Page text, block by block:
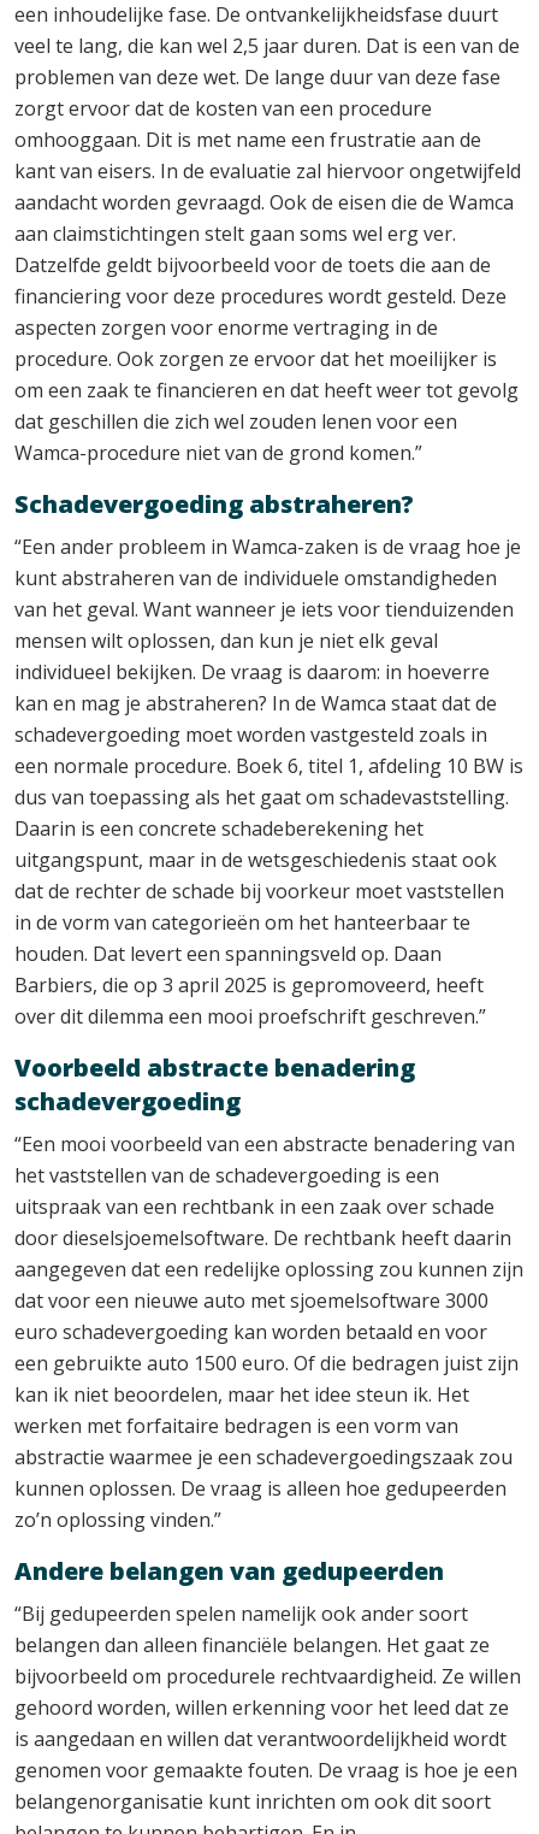
een inhoudelijke fase. De ontvankelijkheidsfase duurt
veel te lang, die kan wel 2,5 jaar duren. Dat is een van de
problemen van deze wet. De lange duur van deze fase
zorgt ervoor dat de kosten van een procedure
omhooggaan. Dit is met name een frustratie aan de
kant van eisers. In de evaluatie zal hiervoor ongetwijfeld
aandacht worden gevraagd. Ook de eisen die de Wamca
aan claimstichtingen stelt gaan soms wel erg ver.
Datzelfde geldt bijvoorbeeld voor de toets die aan de
financiering voor deze procedures wordt gesteld. Deze
aspecten zorgen voor enorme vertraging in de
procedure. Ook zorgen ze ervoor dat het moeilijker is
om een zaak te financieren en dat heeft weer tot gevolg
dat geschillen die zich wel zouden lenen voor een
Wamca-procedure niet van de grond komen.”
Schadevergoeding abstraheren?
“Een ander probleem in Wamca-zaken is de vraag hoe je
kunt abstraheren van de individuele omstandigheden
van het geval. Want wanneer je iets voor tienduizenden
mensen wilt oplossen, dan kun je niet elk geval
individueel bekijken. De vraag is daarom: in hoeverre
kan en mag je abstraheren? In de Wamca staat dat de
schadevergoeding moet worden vastgesteld zoals in
een normale procedure. Boek 6, titel 1, afdeling 10 BW is
dus van toepassing als het gaat om schadevaststelling.
Daarin is een concrete schadeberekening het
uitgangspunt, maar in de wetsgeschiedenis staat ook
dat de rechter de schade bij voorkeur moet vaststellen
in de vorm van categorieën om het hanteerbaar te
houden. Dat levert een spanningsveld op. Daan
Barbiers, die op 3 april 2025 is gepromoveerd, heeft
over dit dilemma een mooi proefschrift geschreven.”
Voorbeeld abstracte benadering
schadevergoeding
“Een mooi voorbeeld van een abstracte benadering van
het vaststellen van de schadevergoeding is een
uitspraak van een rechtbank in een zaak over schade
door dieselsjoemelsoftware. De rechtbank heeft daarin
aangegeven dat een redelijke oplossing zou kunnen zijn
dat voor een nieuwe auto met sjoemelsoftware 3000
euro schadevergoeding kan worden betaald en voor
een gebruikte auto 1500 euro. Of die bedragen juist zijn
kan ik niet beoordelen, maar het idee steun ik. Het
werken met forfaitaire bedragen is een vorm van
abstractie waarmee je een schadevergoedingszaak zou
kunnen oplossen. De vraag is alleen hoe gedupeerden
zo’n oplossing vinden.”
Andere belangen van gedupeerden
“Bij gedupeerden spelen namelijk ook ander soort
belangen dan alleen financiële belangen. Het gaat ze
bijvoorbeeld om procedurele rechtvaardigheid. Ze willen
gehoord worden, willen erkenning voor het leed dat ze
is aangedaan en willen dat verantwoordelijkheid wordt
genomen voor gemaakte fouten. De vraag is hoe je een
belangenorganisatie kunt inrichten om ook dit soort